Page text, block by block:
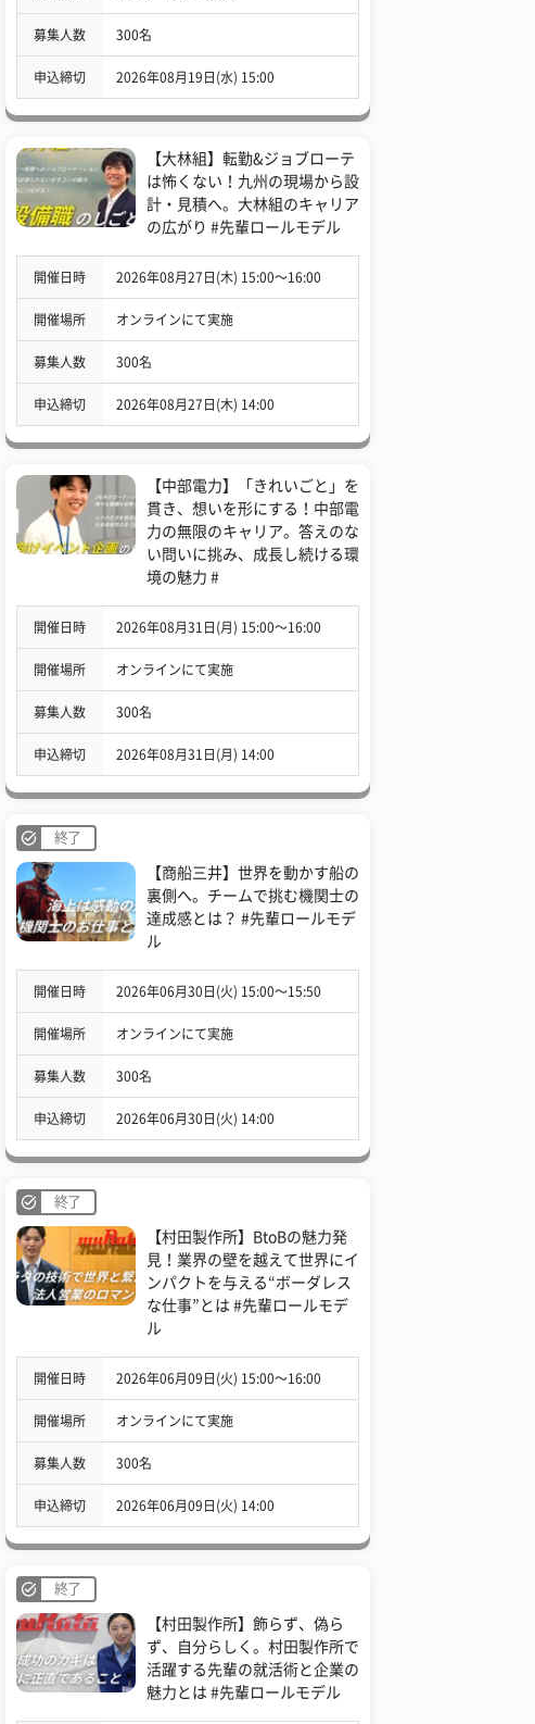
募集人数 300名
申込締切 2026年08月19日(水) 15:00
【大林組】転勤&ジョブローテ
は怖くない！九州の現場から設
計・見積へ。大林組のキャリア
の広がり #先輩ロールモデル
開催日時 2026年08月27日(木) 15:00〜16:00
開催場所 オンラインにて実施
募集人数 300名
申込締切 2026年08月27日(木) 14:00
【中部電力】「きれいごと」を
貫き、想いを形にする！中部電
力の無限のキャリア。答えのな
い問いに挑み、成長し続ける環
境の魅力 #
開催日時 2026年08月31日(月) 15:00〜16:00
開催場所 オンラインにて実施
募集人数 300名
申込締切 2026年08月31日(月) 14:00
終了
【商船三井】世界を動かす船の
裏側へ。チームで挑む機関士の
達成感とは？ #先輩ロールモデ
ル
開催日時 2026年06月30日(火) 15:00〜15:50
開催場所 オンラインにて実施
募集人数 300名
申込締切 2026年06月30日(火) 14:00
終了
【村田製作所】BtoBの魅力発
見！業界の壁を越えて世界にイ
ンパクトを与える“ボーダレス
な仕事”とは #先輩ロールモデ
ル
開催日時 2026年06月09日(火) 15:00〜16:00
開催場所 オンラインにて実施
募集人数 300名
申込締切 2026年06月09日(火) 14:00
終了
【村田製作所】飾らず、偽ら
ず、自分らしく。村田製作所で
活躍する先輩の就活術と企業の
魅力とは #先輩ロールモデル